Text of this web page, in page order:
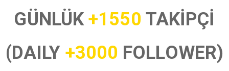
GÜNLÜK+1550 TAKİPÇİ
(DAILY +3000 FOLLOWER)